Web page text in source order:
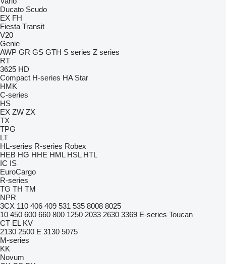
Ducato Scudo
EX FH
Fiesta Transit
V20
Genie
AWP GR GS GTH S series Z series
RT
3625 HD
Compact H-series HA Star
HMK
C-series
HS
EX ZW ZX
TX
TPG
LT
HL-series R-series Robex
HEB HG HHE HML HSL HTL
IC IS
EuroCargo
R-series
TG TH TM
NPR
3CX 110 406 409 531 535 8008 8025
10 450 600 660 800 1250 2033 2630 3369 E-series Toucan
CT EL KV
2130 2500 E 3130 5075
M-series
KK
Novum